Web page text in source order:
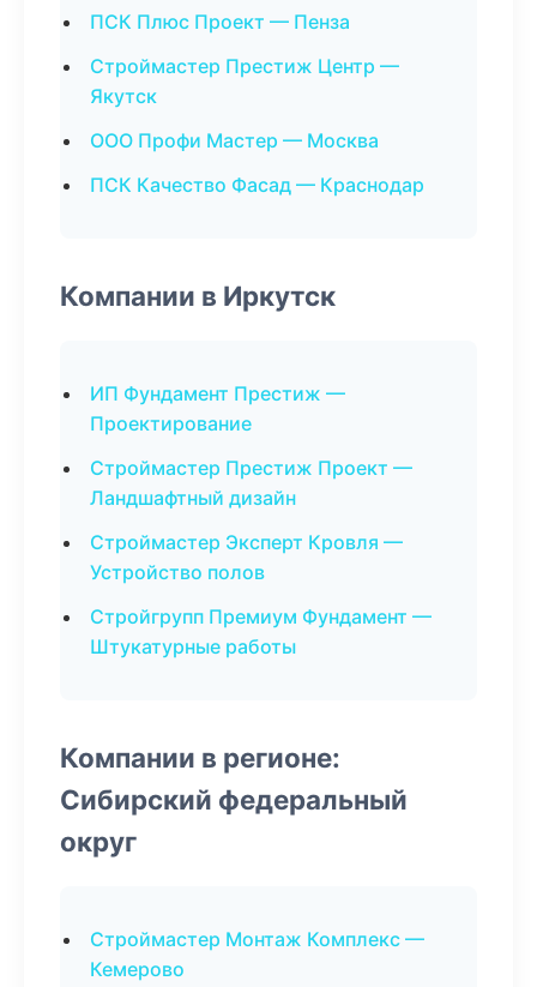
ПСК Плюс Проект — Пенза
Строймастер Престиж Центр —
Якутск
ООО Профи Мастер — Москва
ПСК Качество Фасад — Краснодар
Компании в Иркутск
ИП Фундамент Престиж —
Проектирование
Строймастер Престиж Проект —
Ландшафтный дизайн
Строймастер Эксперт Кровля —
Устройство полов
Стройгрупп Премиум Фундамент —
Штукатурные работы
Компании в регионе:
Сибирский федеральный
округ
Строймастер Монтаж Комплекс —
Кемерово